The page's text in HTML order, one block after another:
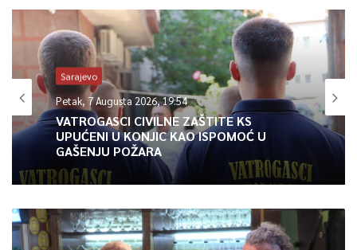
kakva će to poskupljenja dalje uzrokovati pitaju se građani
kojih je sve više na rubu egzistencije. Istovremeno redovi i
ispred narodnih kuhinja su sve veći.
Pogledajte šta o poskupljenjima kažu građani Sarajeva
Sarajevo
Petak, 7 Augusta 2026, 19:54
VATROGASCI CIVILNE ZAŠTITE KS
UPUĆENI U KONJIC KAO ISPOMOĆ U
GAŠENJU POŽARA